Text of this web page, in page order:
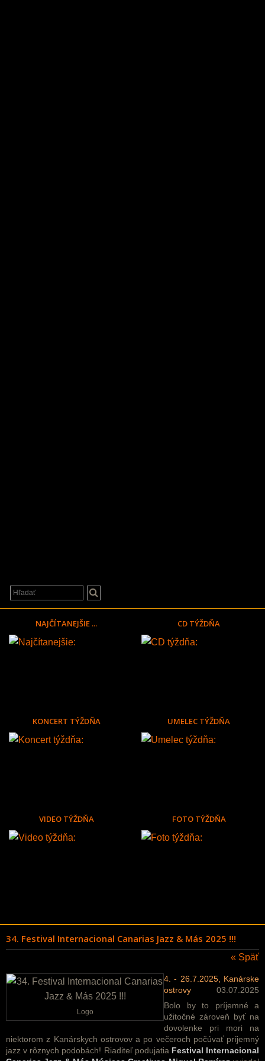
NAJČÍTANEJŠIE ... CD TÝŽDŇA
KONCERT TÝŽDŇA UMELEC TÝŽDŇA
VIDEO TÝŽDŇA FOTO TÝŽDŇA
34. Festival Internacional Canarias Jazz & Más 2025 !!!
« Späť
Logo
4. - 26.7.2025, Kanárske
ostrovy
03.07.2025
Bolo by to príjemné a
užitočné zároveň byť na
dovolenke pri mori na
niektorom z Kanárskych ostrovov a po večeroch počúvať príjemný
jazz v rôznych podobách! Riaditeľ podujatia Festival Internacional